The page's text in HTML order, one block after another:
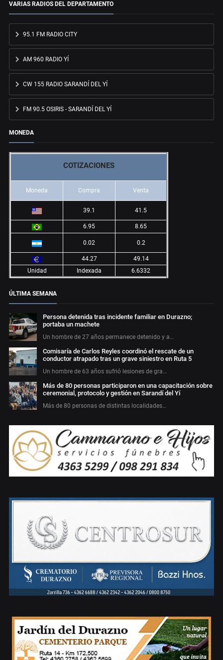
VARIAS RADIOS DEL DEPARTAMENTO
95.1 FM RADIO CITY
AM 960 RADIO YÍ
CW 155 RADIO SARANDÍ DEL YÍ
FM 90.5 OSIRIS - SARANDÍ DEL YÍ
MONEDA
COTIZACIONES
Moneda Compra Venta
39.1 41.5
6.95 8.65
0.02 0.2
44.27
49.14
Unidad
Indexada 6.6332
ÚLTIMA SEMANA
Persona detenida tras incidente familiar en Durazno;
portaba un machete
Un hombre de 27 años permanece detenido y a…
Comisaría de Carlos Reyles coordinó el rescate de un
conductor atrapado tras un grave siniestro en Ruta 5
Un hombre de 63 años sufrió lesiones de gra…
Más de 80 personas participaron en una capacitación sobre
ceremonial, protocolo y gestión en Sarandí del Yí
Más de 80 personas de distintas localidades…